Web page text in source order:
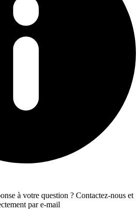
à votre question ? Contactez-nous et
par e-mail